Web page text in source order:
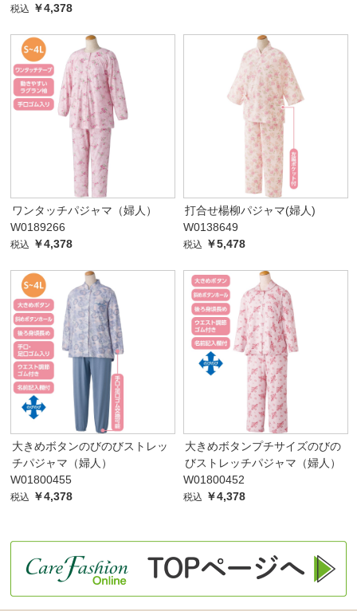
税込 ￥4,378
ワンタッチパジャマ（婦人）
W0189266
税込 ￥4,378
打合せ楊柳パジャマ(婦人)
W0138649
税込 ￥5,478
大きめボタンのびのびストレッ
チパジャマ（婦人）
W01800455
税込 ￥4,378
大きめボタンプチサイズのびの
びストレッチパジャマ（婦人）
W01800452
税込 ￥4,378